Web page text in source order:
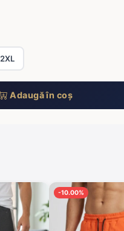
2XL
Adaugă în coș
-10.00%